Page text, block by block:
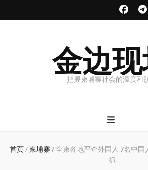
金边
把握柬埔寨社会的温度和
首页/ 柬埔寨 /全柬各地严查外国人 7名中
抓